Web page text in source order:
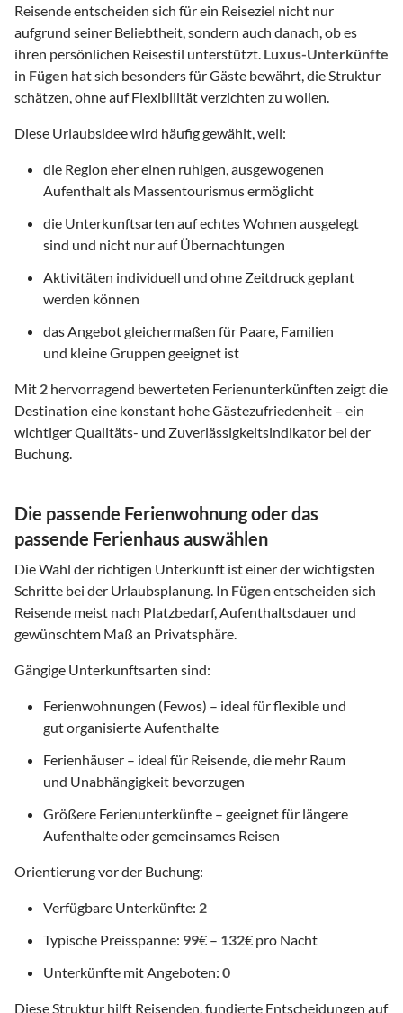
Reisende entscheiden sich für ein Reiseziel nicht nur
aufgrund seiner Beliebtheit, sondern auch danach, ob es
ihren persönlichen Reisestil unterstützt. Luxus-Unterkünfte
in Fügen hat sich besonders für Gäste bewährt, die Struktur
schätzen, ohne auf Flexibilität verzichten zu wollen.
Diese Urlaubsidee wird häufig gewählt, weil:
die Region eher einen ruhigen, ausgewogenen
Aufenthalt als Massentourismus ermöglicht
die Unterkunftsarten auf echtes Wohnen ausgelegt
sind und nicht nur auf Übernachtungen
Aktivitäten individuell und ohne Zeitdruck geplant
werden können
das Angebot gleichermaßen für Paare, Familien
und kleine Gruppen geeignet ist
Mit 2 hervorragend bewerteten Ferienunterkünften zeigt die
Destination eine konstant hohe Gästezufriedenheit – ein
wichtiger Qualitäts- und Zuverlässigkeitsindikator bei der
Buchung.
Die passende Ferienwohnung oder das
passende Ferienhaus auswählen
Die Wahl der richtigen Unterkunft ist einer der wichtigsten
Schritte bei der Urlaubsplanung. In Fügenentscheiden sich
Reisende meist nach Platzbedarf, Aufenthaltsdauer und
gewünschtem Maß an Privatsphäre.
Gängige Unterkunftsarten sind:
Ferienwohnungen (Fewos) – ideal für flexible und
gut organisierte Aufenthalte
Ferienhäuser – ideal für Reisende, die mehr Raum
und Unabhängigkeit bevorzugen
Größere Ferienunterkünfte – geeignet für längere
Aufenthalte oder gemeinsames Reisen
Orientierung vor der Buchung:
Verfügbare Unterkünfte: 2
Typische Preisspanne: 99€ – 132€ pro Nacht
Unterkünfte mit Angeboten: 0
Diese Struktur hilft Reisenden, fundierte Entscheidungen auf